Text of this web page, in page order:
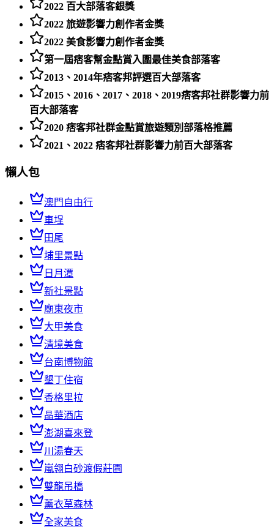
2022 百大部落客銀獎
2022 旅遊影響力創作者金獎
2022 美食影響力創作者金獎
第一屆痞客幫金點賞入圍最佳美食部落客
2013、2014年痞客邦評選百大部落客
2015、2016、2017、2018、2019痞客邦社群影響力前
百大部落客
2020 痞客邦社群金點賞旅遊類別部落格推薦
2021、2022 痞客邦社群影響力前百大部落客
懶人包
澳門自由行
車埕
田尾
埔里景點
日月潭
新社景點
廟東夜市
大甲美食
清境美食
台南博物館
墾丁住宿
香格里拉
晶華酒店
澎湖喜來登
川湯春天
嵐翎白砂渡假莊園
雙龍吊橋
薰衣草森林
全家美食